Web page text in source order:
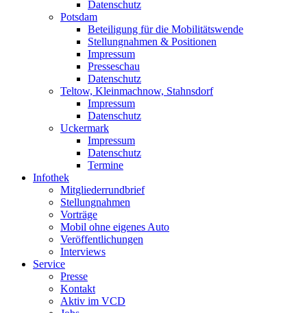
Datenschutz
Potsdam
Beteiligung für die Mobilitätswende
Stellungnahmen & Positionen
Impressum
Presseschau
Datenschutz
Teltow, Kleinmachnow, Stahnsdorf
Impressum
Datenschutz
Uckermark
Impressum
Datenschutz
Termine
Infothek
Mitgliederrundbrief
Stellungnahmen
Vorträge
Mobil ohne eigenes Auto
Veröffentlichungen
Interviews
Service
Presse
Kontakt
Aktiv im VCD